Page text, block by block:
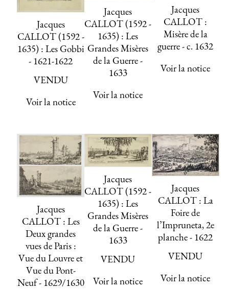
ARCHIVES
ACHATS DES MUSÉES
CONTACT
Jacques
CALLOT (1592 -
1635) : Les Gobbi
- 1621-1622
VENDU
Voir la notice
Jacques
CALLOT (1592 -
1635) : Les
Grandes Misères
de la Guerre -
1633
Voir la notice
Jacques
CALLOT :
Misère de la
guerre - c. 1632
Voir la notice
Jacques
CALLOT : Les
Deux grandes
vues de Paris :
Vue du Louvre et
Vue du Pont-
Neuf - 1629/1630
Jacques
CALLOT (1592 -
1635) : Les
Grandes Misères
de la Guerre -
1633
VENDU
Voir la notice
Jacques
CALLOT : La
Foire de
l’Impruneta, 2e
planche - 1622
VENDU
Voir la notice